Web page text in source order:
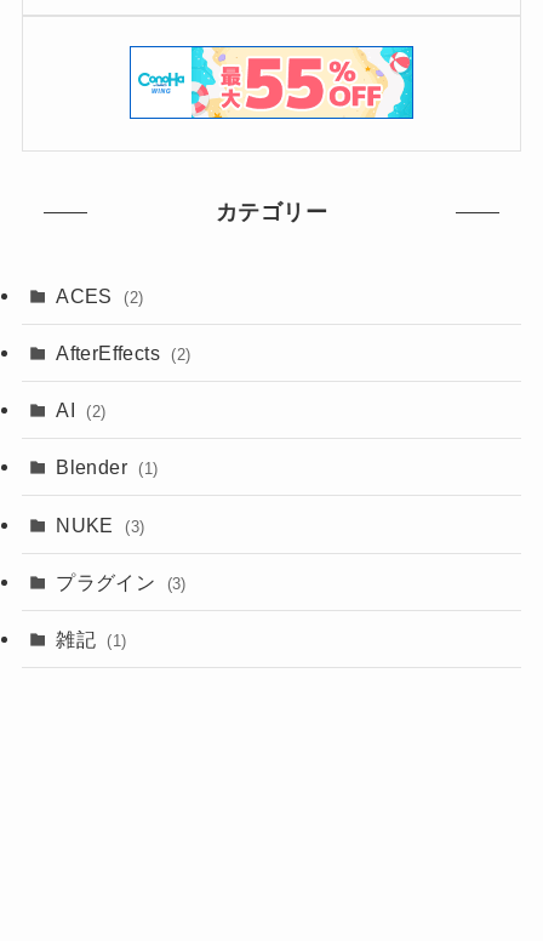
カテゴリー
ACES (2)
AfterEffects (2)
AI (2)
Blender (1)
NUKE (3)
プラグイン (3)
雑記 (1)